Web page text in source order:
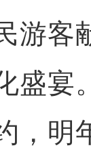
游客
盛宴
，明